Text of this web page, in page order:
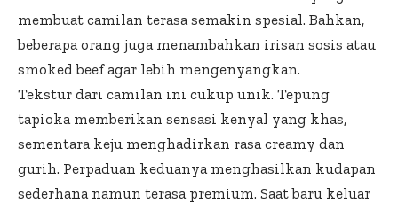
membuat camilan terasa semakin spesial. Bahkan,
beberapa orang juga menambahkan irisan sosis atau
smoked beef agar lebih mengenyangkan.
Tekstur dari camilan ini cukup unik. Tepung
tapioka memberikan sensasi kenyal yang khas,
sementara keju menghadirkan rasa creamy dan
gurih. Perpaduan keduanya menghasilkan kudapan
sederhana namun terasa premium. Saat baru keluar